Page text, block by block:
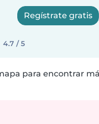
Regístrate gratis
4.7 / 5
para encontrar